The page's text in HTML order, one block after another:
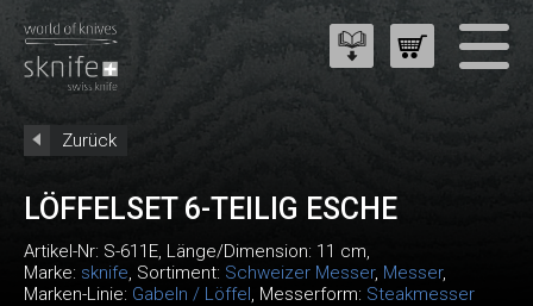
Zurück
LÖFFELSET 6-TEILIG ESCHE
Artikel-Nr: S-611E, Länge/Dimension: 11 cm,
Marke: sknife, Sortiment: Schweizer Messer, Messer,
Marken-Linie: Gabeln / Löffel, Messerform: Steakmesser